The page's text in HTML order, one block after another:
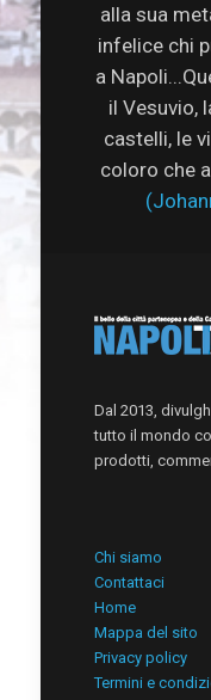
alla sua
infelice chi
a
il Vesuvio,
castelli, le
coloro che
Dal 2013,
tutto il mondo
prodotti,
Chi siamo
Contattaci
Home
Mappa del sito
Privacy policy
Termini e